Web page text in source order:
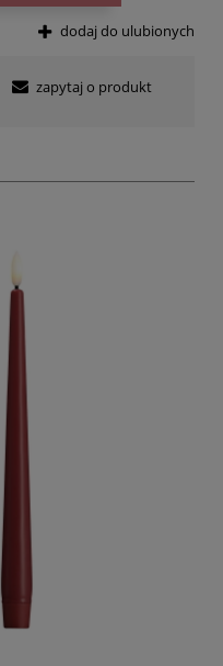
dodaj do ulubionych
zapytaj o produkt